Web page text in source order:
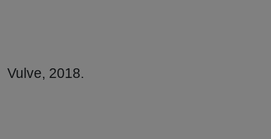
Vulve, 2018.